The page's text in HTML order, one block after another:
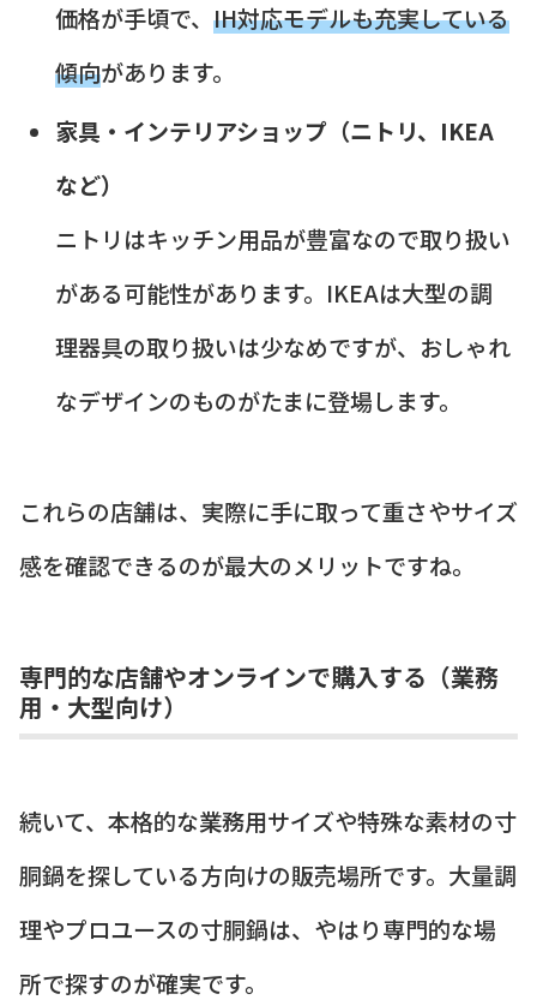
価格が手頃で、 IH対応モデルも充実している
傾向があります。
家具・インテリアショップ（ニトリ、IKEA
など）
ニトリはキッチン用品が豊富なので取り扱い
がある可能性があります。IKEAは大型の調
理器具の取り扱いは少なめですが、おしゃれ
なデザインのものがたまに登場します。
これらの店舗は、実際に手に取って重さやサイズ
感を確認できるのが最大のメリットですね。
専門的な店舗やオンラインで購入する（業務
用・大型向け）
続いて、本格的な業務用サイズや特殊な素材の寸
胴鍋を探している方向けの販売場所です。大量調
理やプロユースの寸胴鍋は、やはり専門的な場
所で探すのが確実です。